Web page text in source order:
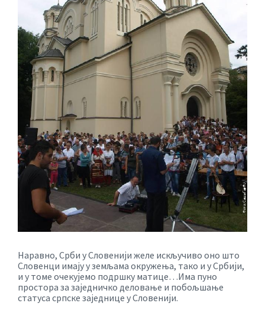
Наравно, Срби у Словенији желе искључиво оно што
Словенци имају у земљама окружења, тако и у Србији,
и у томе очекујемо подршку матице…Има пуно
простора за заједничко деловање и побољшање
статуса српске заједнице у Словенији.